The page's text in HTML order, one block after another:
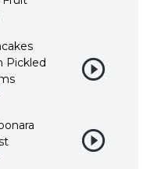
Pickled